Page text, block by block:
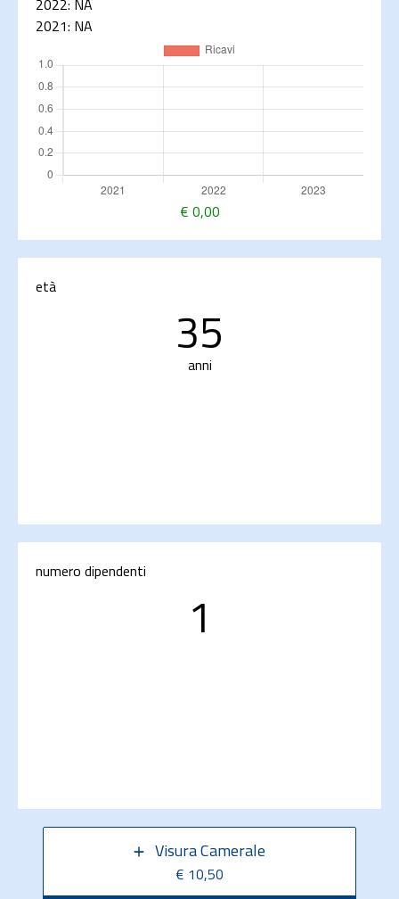
2022: NA
2021: NA
€ 0,00
età
35
anni
numero dipendenti
1
Visura Camerale
€ 10,50